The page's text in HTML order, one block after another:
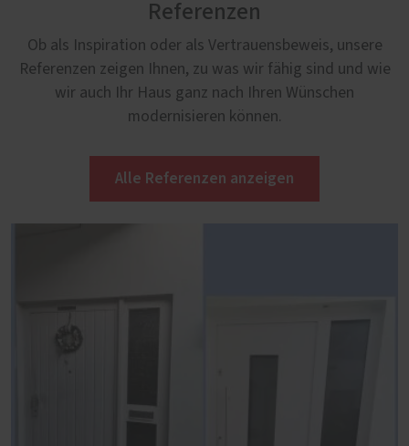
Referenzen
Ob als Inspiration oder als Vertrauensbeweis, unsere
Referenzen zeigen Ihnen, zu was wir fähig sind und wie
wir auch Ihr Haus ganz nach Ihren Wünschen
modernisieren können.
Alle Referenzen anzeigen